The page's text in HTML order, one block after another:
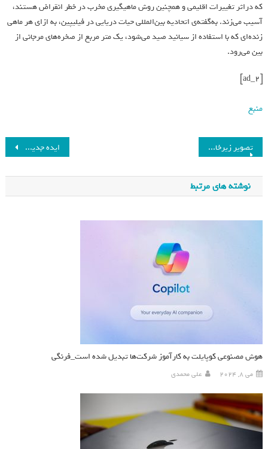
که دراثر تغییرات اقلیمی و همچنین روش ماهیگیری مخرب در خطر انقراض هستند،
آسیب می‌زند. به‌گفته‌ی اتحادیه بین‌المللی حیات دریایی در فیلیپین، به ازای هر ماهی
زنده‌ای که با استفاده از سیانید صید می‌شود، یک متر مربع از صخره‌های مرجانی از
بین می‌رود.
منبع
ایده جدید اپل فاش شد: اسپیکر هوشمند با نمایشگر شبیه آیپد! تصویر زیرخاکی از مقبره کوروش در دوره قاجار+عکس
نوشته های مرتبط
هوش مصنوعی کوپایلت به کارآموز شرکت‌ها تبدیل شده است_فرنگی
می 8, 2024 علی محمدی